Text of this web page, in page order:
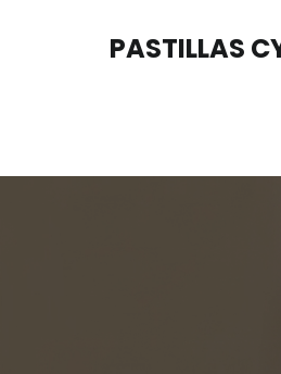
PASTILLAS